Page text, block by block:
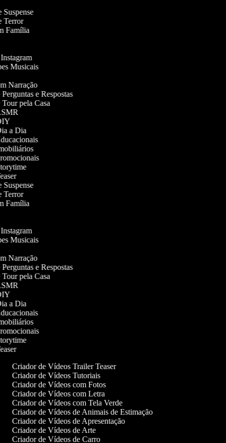
Suspense
Terror
Família
Musicais
Narração
e Respostas
Tour pela Casa
a Dia
Suspense
Terror
Família
Musicais
Narração
e Respostas
Tour pela Casa
a Dia
Criador de Vídeos Trailer Teaser
Criador de Vídeos Tutoriais
Criador de Vídeos com Fotos
Criador de Vídeos com Letra
Criador de Vídeos com Tela Verde
Criador de Vídeos de Animais de Estimação
Criador de Vídeos de Apresentação
Criador de Vídeos de Arte
Criador de Vídeos de Carro